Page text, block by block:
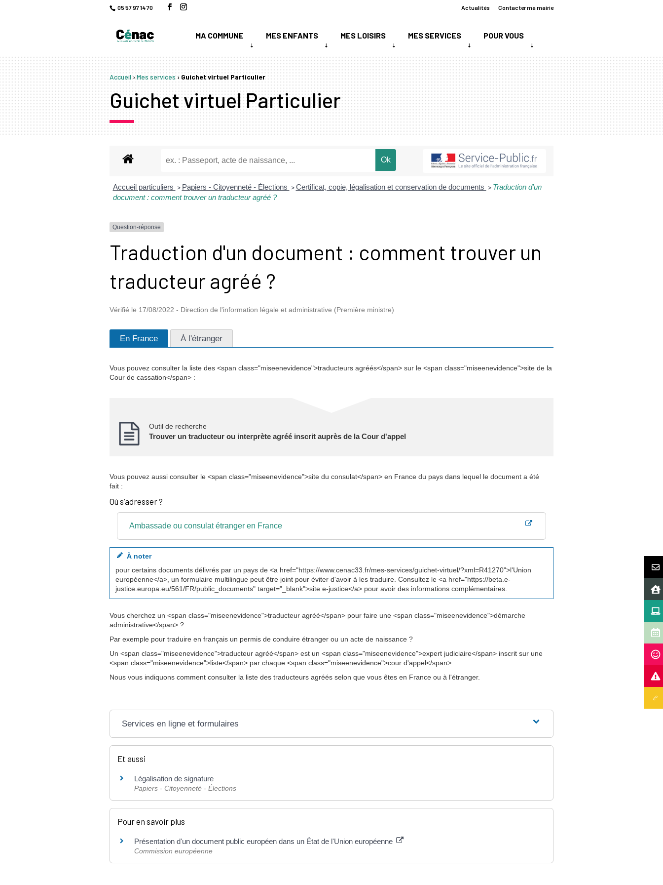
05 57 97 14 70 Actualités Contacter ma mairie
MA COMMUNE MES ENFANTS MES LOISIRS MES SERVICES POUR VOUS
Accueil›Mes services›Guichet virtuel Particulier
Guichet virtuel Particulier
Accueil particuliers > Papiers - Citoyenneté - Élections > Certificat, copie, légalisation et conservation de documents > Traduction d'un
document : comment trouver un traducteur agréé ?
Question-réponse
Traduction d'un document : comment trouver un
traducteur agréé ?
Vérifié le 17/08/2022 - Direction de l'information légale et administrative (Première ministre)
En France À l'étranger
Vous pouvez consulter la liste des <span class="miseenevidence">traducteurs agréés</span> sur le <span class="miseenevidence">site de la
Cour de cassation</span> :
Outil de recherche
Trouver un traducteur ou interprète agréé inscrit auprès de la Cour d'appel
Vous pouvez aussi consulter le <span class="miseenevidence">site du consulat</span> en France du pays dans lequel le document a été
fait :
Où s’adresser ?
Ambassade ou consulat étranger en France
À noter
pour certains documents délivrés par un pays de <a href="https://www.cenac33.fr/mes-services/guichet-virtuel/?xml=R41270">l'Union
européenne</a>, un formulaire multilingue peut être joint pour éviter d'avoir à les traduire. Consultez le <a href="https://beta.e-
justice.europa.eu/561/FR/public_documents" target="_blank">site e-justice</a> pour avoir des informations complémentaires.
Vous cherchez un <span class="miseenevidence">traducteur agréé</span> pour faire une <span class="miseenevidence">démarche
administrative</span> ?
Par exemple pour traduire en français un permis de conduire étranger ou un acte de naissance ?
Un <span class="miseenevidence">traducteur agréé</span> est un <span class="miseenevidence">expert judiciaire</span> inscrit sur une
<span class="miseenevidence">liste</span> par chaque <span class="miseenevidence">cour d'appel</span>.
Nous vous indiquons comment consulter la liste des traducteurs agréés selon que vous êtes en France ou à l'étranger.
Services en ligne et formulaires
Et aussi
Légalisation de signature
Papiers - Citoyenneté - Élections
Pour en savoir plus
Présentation d'un document public européen dans un État de l'Union européenne
Commission européenne